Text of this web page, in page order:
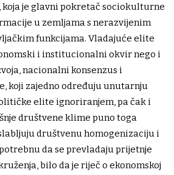
je glavni pokretač sociokulturne
u zemljama s nerazvijenim
funkcijama. Vladajuće elite
i institucionalni okvir nego i
nacionalni konsenzus i
koji zajedno određuju unutarnju
elite ignoriranjem, pa čak i
društvene klime puno toga
društvenu homogenizaciju i
da se prevladaju prijetnje
bilo da je riječ o ekonomskoj